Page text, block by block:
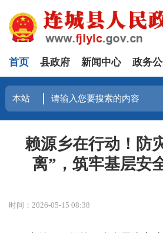
首页 县政府 新闻中心 政务
赖源乡在行动！防
离”，筑牢基层安
时间：2026-05-15 08:38